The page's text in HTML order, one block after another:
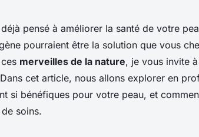
peptides de
peau
pensé à améliorer la santé de votre
pourraient être la solution que vous
merveilles de la nature, je vous invite
cet article, nous allons explorer en
si bénéfiques pour votre peau, et
soins.